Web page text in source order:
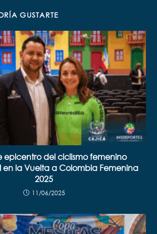
GUSTARTE
epicentro del ciclismo femenino
la Vuelta a Colombia Femenina
2025
11/06/2025